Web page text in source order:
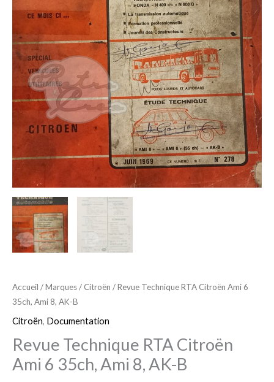
Accueil /Marques/ Citroën / Revue Technique RTA Citroën Ami 6
35ch, Ami 8, AK-B
Citroën, Documentation
Revue Technique RTA Citroën
Ami 6 35ch, Ami 8, AK-B
8,